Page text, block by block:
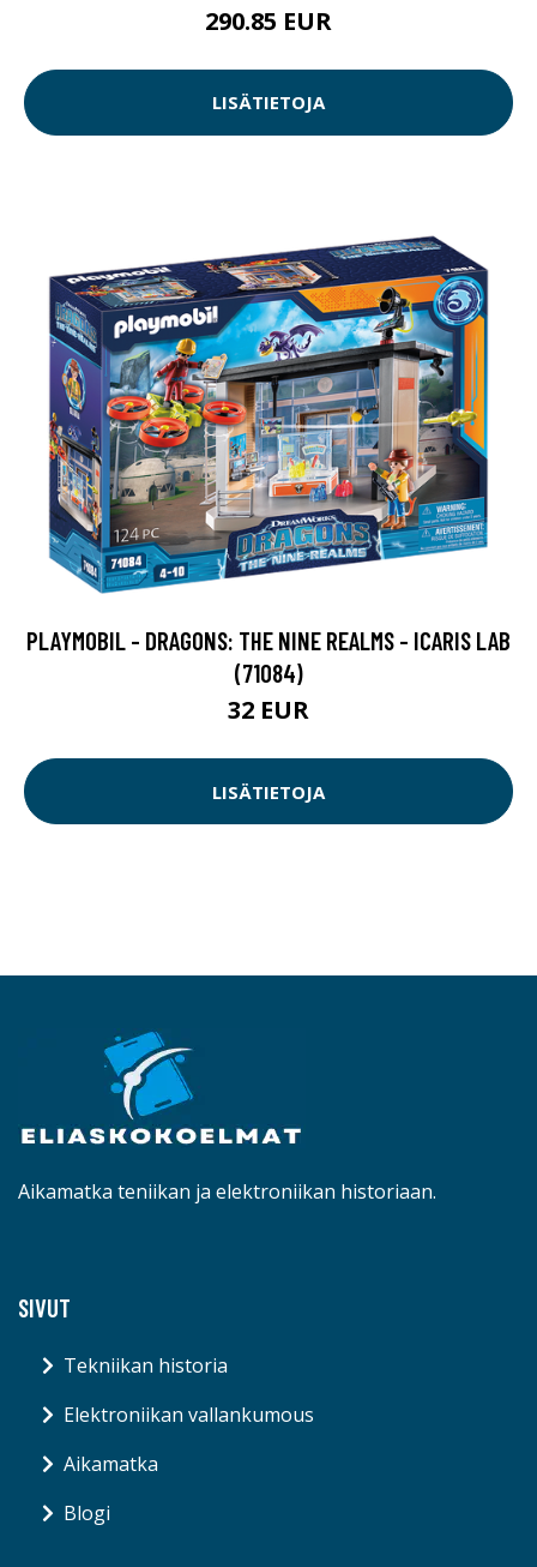
290.85 EUR
LISÄTIETOJA
PLAYMOBIL - DRAGONS: THE NINE REALMS - ICARIS LAB
(71084)
32 EUR
LISÄTIETOJA
Aikamatka teniikan ja elektroniikan historiaan.
SIVUT
Tekniikan historia
Elektroniikan vallankumous
Aikamatka
Blogi